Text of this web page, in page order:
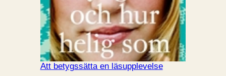
Att betygssätta en läsupplevelse